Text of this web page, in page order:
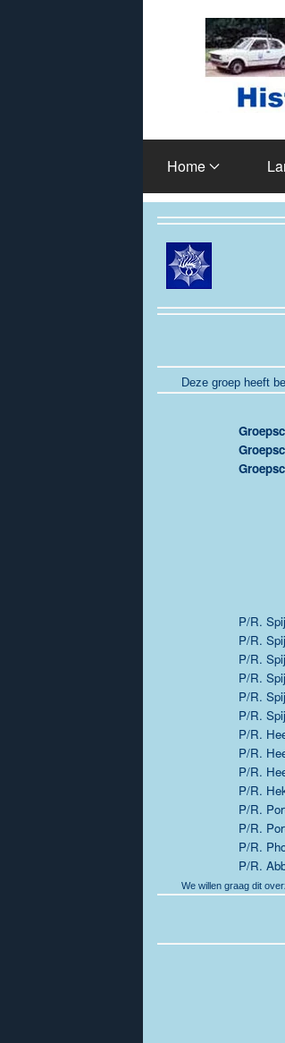
Home
Deze groep heeft
P/R.
P/R.
P/R.
P/R.
P/R.
P/R.
P/R.
P/R.
P/R.
P/R.
P/R.
P/R.
P/R.
P/R.
We willen graag dit